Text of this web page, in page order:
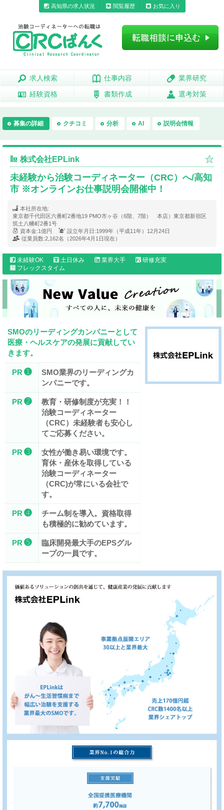
高知県の求人状況 閲覧履歴 お気に入り
求人検索
求人検索 仕事内容
仕事内容 業界研究
業界研究
経験資格
経験資格 書類作成
書類作成 選考対策
選考対策
募集の詳細 クチコミ 分析 AI 説明会情報
株式会社EPLink
未経験から治験コーディネーター（CRC）へ/高知
市 ※オンラインお仕事説明会開催中！
本社所在地:
東京都千代田区六番町2番地19 PMO市ヶ谷（6階、7階） 本店）東京都新宿区
筑土八幡町2番1号
資本金:1億円 設立年月日:1999年（平成11年）12月24日
従業員数:2,162名（2026年4月1日現在）
未経験OK 土日休み 業界大手
研修充実
フレックスタイム
SMOのリーディングカンパニーとして
医療・ヘルスケアの発展に貢献してい
きます。
PR➊
SMO業界のリーディングカ
ンパニーです。
PR➋
教育・研修制度が充実！！
治験コーディネーター
（CRC）未経験者も安心し
てご応募ください。
PR➌
女性が働き易い環境です。
育休・産休を取得している
治験コーディネーター
（CRC)が常にいる会社で
す。
PR➍
チーム制を導入。資格取得
も積極的に勧めています。
PR➎
臨床開発最大手のEPSグル
ープの一員です。